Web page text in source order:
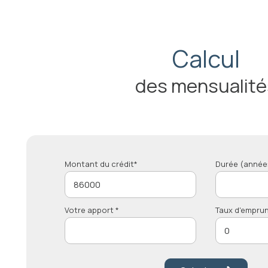
Calcul
des
Montant du crédit* Durée
Votre apport * Taux